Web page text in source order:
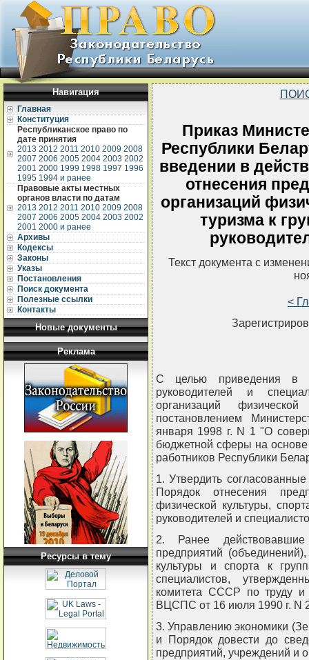
Навигация
Главная
Конституция
Республиканское право по
дате принятия
2013 2012 2011 2010 2009 2008
2007 2006 2005 2004 2003 2002
2001 2000 1999 1998 1997 1996
1995 1994 и ранее
Правовые акты местных
органов власти по датам
2013 2012 2011 2010 2009 2008
2007 2006 2005 2004 2003 2002
2001 2000 и ранее
Архивы
Кодексы
Законы
Указы
Постановления
Поиск документа
Полезные ссылки
Контакты
Новые документы
Реклама
Ресурсы в тему
Приказ
Республики
введении в
отнесения
организаций
туризма к
Текст документа с
<
C целью приведения в
руководителей и
организаций
постановлением
января 1998 г. N 1 "О
бюджетной сферы на
работников Республики
1. Утвердить
Порядок отнесения
физической культуры,
руководителей и
2. Ранее
предприятий
культуры и спорта к
специалистов,
комитета СССР по труду и
ВЦСПС от 16 июля 1990 г. N
3. Управлению экономики
и Порядок довести до
предприятий, учреждений и